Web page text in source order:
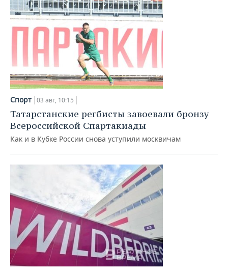
Спорт 03 авг, 10:15
Татарстанские регбисты завоевали бронзу
Всероссийской Спартакиады
Как и в Кубке России снова уступили москвичам